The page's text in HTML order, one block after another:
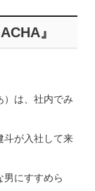
』
）は、社内でみ
斗が入社して来
男にすすめら